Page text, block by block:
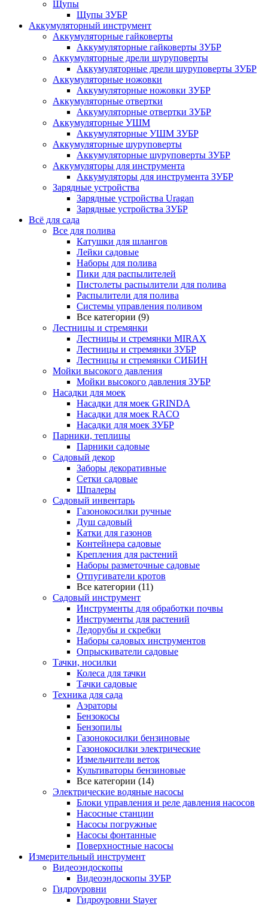
Щупы
Щупы ЗУБР
Аккумуляторный инструмент
Аккумуляторные гайковерты
Аккумуляторные гайковерты ЗУБР
Аккумуляторные дрели шуруповерты
Аккумуляторные дрели шуруповерты ЗУБР
Аккумуляторные ножовки
Аккумуляторные ножовки ЗУБР
Аккумуляторные отвертки
Аккумуляторные отвертки ЗУБР
Аккумуляторные УШМ
Аккумуляторные УШМ ЗУБР
Аккумуляторные шуруповерты
Аккумуляторные шуруповерты ЗУБР
Аккумуляторы для инструмента
Аккумуляторы для инструмента ЗУБР
Зарядные устройства
Зарядные устройства Uragan
Зарядные устройства ЗУБР
Всё для сада
Все для полива
Катушки для шлангов
Лейки садовые
Наборы для полива
Пики для распылителей
Пистолеты распылители для полива
Распылители для полива
Системы управления поливом
Все категории (9)
Лестницы и стремянки
Лестницы и стремянки MIRAX
Лестницы и стремянки ЗУБР
Лестницы и стремянки СИБИН
Мойки высокого давления
Мойки высокого давления ЗУБР
Насадки для моек
Насадки для моек GRINDA
Насадки для моек RACO
Насадки для моек ЗУБР
Парники, теплицы
Парники садовые
Садовый декор
Заборы декоративные
Сетки садовые
Шпалеры
Садовый инвентарь
Газонокосилки ручные
Душ садовый
Катки для газонов
Контейнера садовые
Крепления для растений
Наборы разметочные садовые
Отпугиватели кротов
Все категории (11)
Садовый инструмент
Инструменты для обработки почвы
Инструменты для растений
Ледорубы и скребки
Наборы садовых инструментов
Опрыскиватели садовые
Тачки, носилки
Колеса для тачки
Тачки садовые
Техника для сада
Аэраторы
Бензокосы
Бензопилы
Газонокосилки бензиновые
Газонокосилки электрические
Измельчители веток
Культиваторы бензиновые
Все категории (14)
Электрические водяные насосы
Блоки управления и реле давления насосов
Насосные станции
Насосы погружные
Насосы фонтанные
Поверхностные насосы
Измерительный инструмент
Видеоэндоскопы
Видеоэндоскопы ЗУБР
Гидроуровни
Гидроуровни Stayer